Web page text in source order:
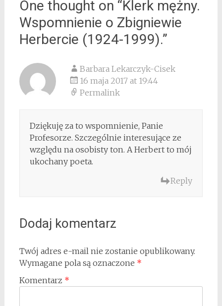
One thought on “Klerk mężny.
Wspomnienie o Zbigniewie
Herbercie (1924-1999).”
Barbara Lekarczyk-Cisek
16 maja 2017 at 19:44
Permalink
Dziękuję za to wspomnienie, Panie
Profesorze. Szczególnie interesujące ze
względu na osobisty ton. A Herbert to mój
ukochany poeta.
Reply
Dodaj komentarz
Twój adres e-mail nie zostanie opublikowany.
Wymagane pola są oznaczone *
Komentarz *